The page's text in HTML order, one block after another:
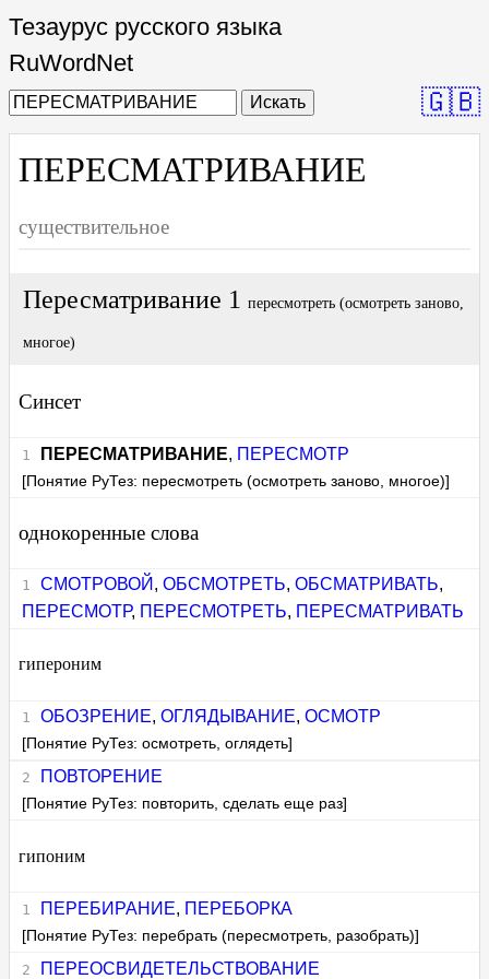
Тезаурус русского языка
RuWordNet
Искать 🇬🇧
ПЕРЕСМАТРИВАНИЕ
существительное
Пересматривание 1 пересмотреть (осмотреть заново,
многое)
Синсет
ПЕРЕСМАТРИВАНИЕ, ПЕРЕСМОТР
[Понятие РуТез: пересмотреть (осмотреть заново, многое)]
однокоренные слова
СМОТРОВОЙ , ОБСМОТРЕТЬ, ОБСМАТРИВАТЬ,
ПЕРЕСМОТР, ПЕРЕСМОТРЕТЬ, ПЕРЕСМАТРИВАТЬ
гипероним
ОБОЗРЕНИЕ, ОГЛЯДЫВАНИЕ, ОСМОТР
[Понятие РуТез: осмотреть, оглядеть]
ПОВТОРЕНИЕ
[Понятие РуТез: повторить, сделать еще раз]
гипоним
ПЕРЕБИРАНИЕ, ПЕРЕБОРКА
[Понятие РуТез: перебрать (пересмотреть, разобрать)]
ПЕРЕОСВИДЕТЕЛЬСТВОВАНИЕ